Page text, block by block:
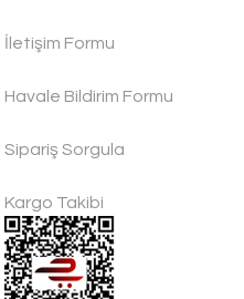
İletişim Formu
Havale Bildirim Formu
Sipariş Sorgula
Kargo Takibi